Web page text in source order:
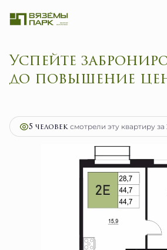
Успейте
до повышение
2-комнатная44.7 м2
5 человексмотрели эту квартиру за